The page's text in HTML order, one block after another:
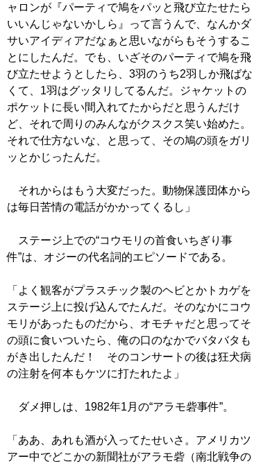
ャロンが『パーティで鳩をパッと飛び立たせたら
いいんじゃないかしら』って言うんで、なんかダ
サいアイディアだなぁと思いながらもそうするこ
とにしたんだ。でも、いざそのパーティで鳩を飛
び立たせようとしたら、3羽のうち2羽しか飛ばな
くて、1羽はグッタリしてるんだ。ジャケットの
ポケットに長い間入れてたからだと思うんだけ
ど、それで周りのみんながクスクス笑い始めた。
それで仕方ないな、と思って、その鳩の頭をガリ
ッとかじったんだ。
それからはもう大変だった。動物保護団体から
は毎日苦情の電話がかかってくるし」
ステージ上での“コウモリの首食いちぎり事
件”は、オジーの代名詞的エピソードである。
「よく観客がプラスチック製のヘビとかトカゲを
ステージ上に投げ込んでたんだ。そのなかにコウ
モリがあったものだから、オモチャだと思ってそ
の頭に食いついたら、俺の口のなかでバタバタも
がき出したんだ！ そのコンサートの後は狂犬病
の注射を何本もケツに打たれたよ」
ダメ押しは、1982年1月の“アラモ砦事件”。
「ああ、あれも酒が入ってたせいさ。アメリカツ
アー中でどこかの新聞社がアラモ砦（南北戦争の